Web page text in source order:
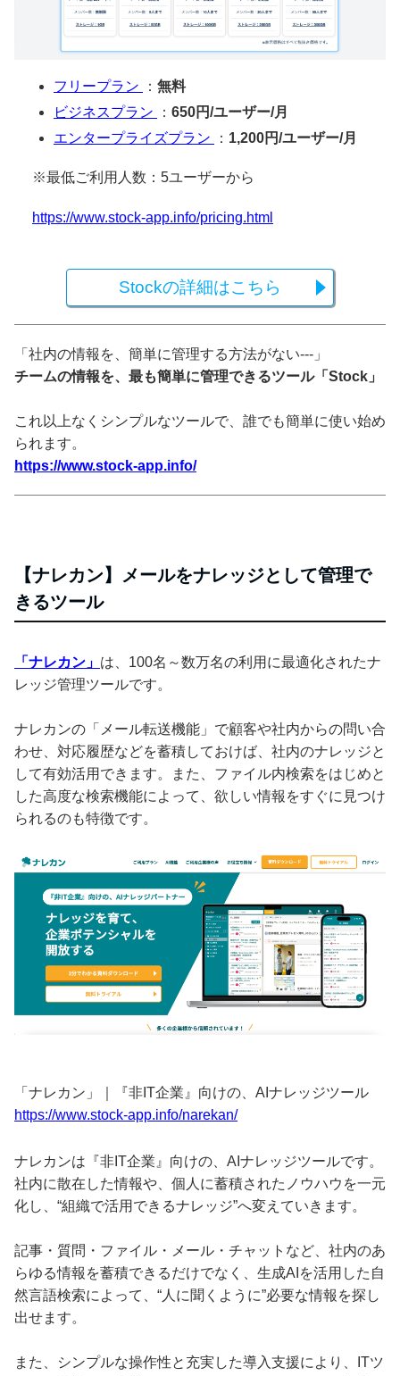
フリープラン ： 無料
ビジネスプラン
： 650円/ユーザー/月
エンタープライズプラン
： 1,200円/ユーザー/月
※最低ご利用人数：5ユーザーから
https://www.stock-app.info/pricing.html
Stockの詳細はこちら
「社内の情報を、簡単に管理する方法がない---」
チームの情報を、最も簡単に管理できるツール「Stock」
これ以上なくシンプルなツールで、誰でも簡単に使い始め
られます。
https://www.stock-app.info/
【ナレカン】メールをナレッジとして管理で
きるツール
「ナレカン」 は、100名～数万名の利用に最適化されたナ
レッジ管理ツールです。
ナレカンの「メール転送機能」で顧客や社内からの問い合
わせ、対応履歴などを蓄積しておけば、社内のナレッジと
して有効活用できます。また、ファイル内検索をはじめと
した高度な検索機能によって、欲しい情報をすぐに見つけ
られるのも特徴です。
「ナレカン」｜『非IT企業』向けの、AIナレッジツール
https://www.stock-app.info/narekan/
ナレカンは『非IT企業』向けの、AIナレッジツールです。
社内に散在した情報や、個人に蓄積されたノウハウを一元
化し、“組織で活用できるナレッジ”へ変えていきます。
記事・質問・ファイル・メール・チャットなど、社内のあ
らゆる情報を蓄積できるだけでなく、生成AIを活用した自
然言語検索によって、“人に聞くように”必要な情報を探し
出せます。
また、シンプルな操作性と充実した導入支援により、ITツ